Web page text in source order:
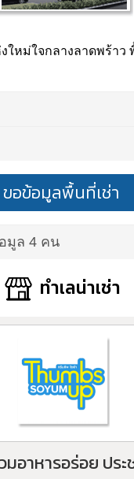
ใหม่ใจกลางลาดพร้าว
ขอข้อมูลพื้นที่เช่า
มูล 4 คน
ทำเลน่าเช่า
อาหารอร่อย ปร